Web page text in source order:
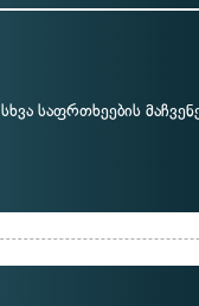
სხვა საფრთხეების